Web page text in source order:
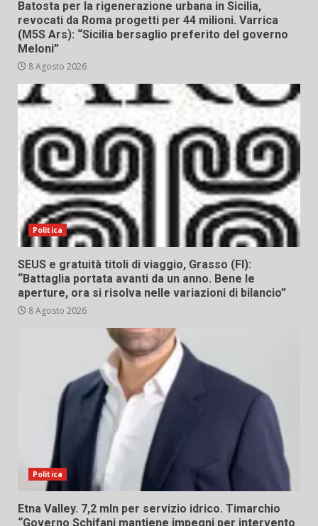
Batosta per la rigenerazione urbana in Sicilia,
revocati da Roma progetti per 44 milioni. Varrica
(M5S Ars): “Sicilia bersaglio preferito del governo
Meloni”
8 Agosto 2026
Politica
SEUS e gratuità titoli di viaggio, Grasso (FI):
“Battaglia portata avanti da un anno. Bene le
aperture, ora si risolva nelle variazioni di bilancio”
8 Agosto 2026
Politica
Etna Valley. 7,2 mln per servizio idrico. Timarchio
“Governo Schifani mantiene impegni per intervento